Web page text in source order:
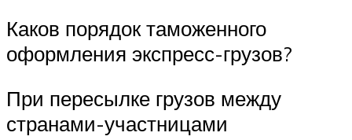
Каков порядок таможенного
оформления экспресс-грузов?
При пересылке грузов между
странами-участницами